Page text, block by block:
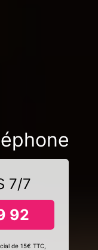
7/7
92
de 15€ TTC,